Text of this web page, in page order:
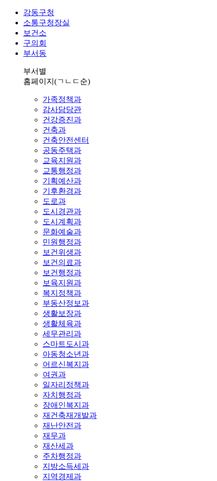
강동구청
소통구청장실
보건소
구의회
부서동
부서별
홈페이지 (ㄱㄴㄷ순)
가족정책과
감사담당관
건강증진과
건축과
건축안전센터
공동주택과
교육지원과
교통행정과
기획예산과
기후환경과
도로과
도시경관과
도시계획과
문화예술과
민원행정과
보건위생과
보건의료과
보건행정과
보육지원과
복지정책과
부동산정보과
생활보장과
생활체육과
세무관리과
스마트도시과
아동청소년과
어르신복지과
여권과
일자리정책과
자치행정과
장애인복지과
재건축재개발과
재난안전과
재무과
재산세과
주차행정과
지방소득세과
지역경제과